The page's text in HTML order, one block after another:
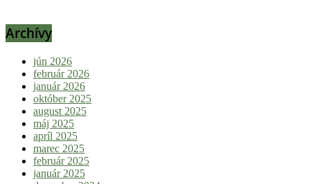
Archívy
jún 2026
február 2026
január 2026
október 2025
august 2025
máj 2025
apríl 2025
marec 2025
február 2025
január 2025